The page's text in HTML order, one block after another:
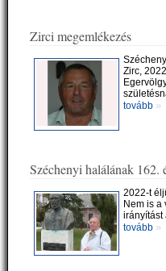
Zirci megemlékezés
Zirc,
tovább »
Széchenyi halálának 162.
2022-t
Nem is a
irányítást
tovább »